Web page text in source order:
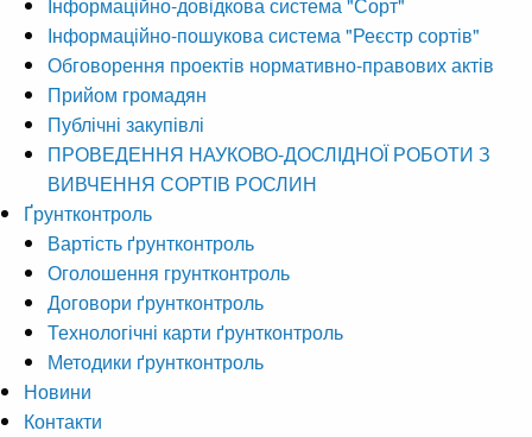
Інформаційно-довідкова система "Сорт"
Інформаційно-пошукова система "Реєстр сортів"
Обговорення проектів нормативно-правових актів
Прийом громадян
Публічні закупівлі
ПРОВЕДЕННЯ НАУКОВО-ДОСЛІДНОЇ РОБОТИ З
ВИВЧЕННЯ СОРТІВ РОСЛИН
Ґрунтконтроль
Вартість ґрунтконтроль
Оголошення грунтконтроль
Договори ґрунтконтроль
Технологічні карти ґрунтконтроль
Методики ґрунтконтроль
Новини
Контакти